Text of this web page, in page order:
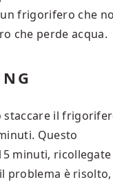
frigorifero che
che perde acqua.
staccare il
Questo
minuti, ricollegate
problema è risolto,